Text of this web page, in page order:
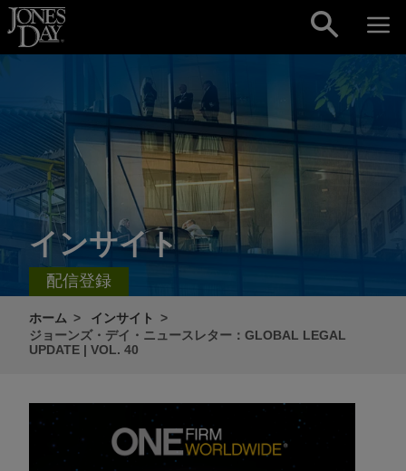
Skip to content
インサイト
配信登録
ホーム
インサイト
ジョーンズ・デイ・ニュースレター：GLOBAL LEGAL
UPDATE | VOL. 40